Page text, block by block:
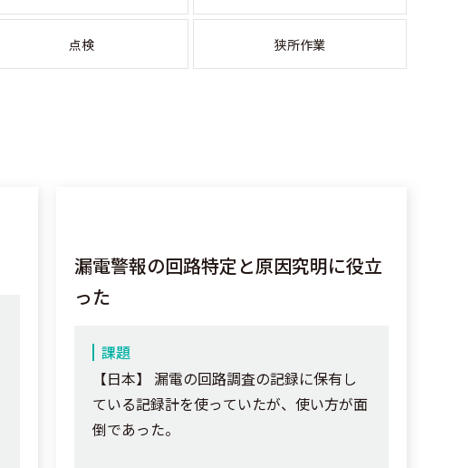
点検 狭所作業
漏電警報の回路特定と原因究明に役立
った
課題
【日本】 漏電の回路調査の記録に保有し
ている記録計を使っていたが、使い方が面
倒であった。